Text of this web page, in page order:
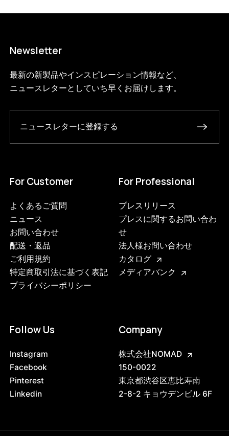
Newsletter
最新の新製品やインスピレーション情報など、
ニュースレターとしていち早くお届けします。
ニュースレターに登録する
For Customer
よくあるご質問
ニュース
お問い合わせ
配送・返品
ご利用規約
特定商取引法に基づく表記
プライバシーポリシー
For Professional
プレスリリース
プレスに関するお問い合わ
せ
法人様お問い合わせ
カタログ
メディアバンク
Follow Us
Instagram
Facebook
Pinterest
Linkedin
Company
株式会社NOMAD
150-0022
東京都渋谷区恵比寿南
2-8-2 キョウデンビル 6F